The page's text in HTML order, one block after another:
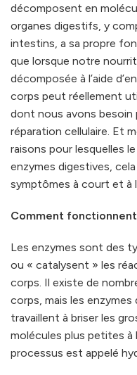
décomposent en
organes digestifs, y
intestins, a sa propre
que lorsque notre
décomposée à l’aide
corps peut réellement
dont nous avons besoin
réparation cellulaire. Et
raisons pour lesquelles
enzymes digestives,
symptômes à court et à
Comment
Les enzymes sont des
ou « catalysent » les
corps. Il existe de
corps, mais les
travaillent à briser les
molécules plus petites à
processus est appelé